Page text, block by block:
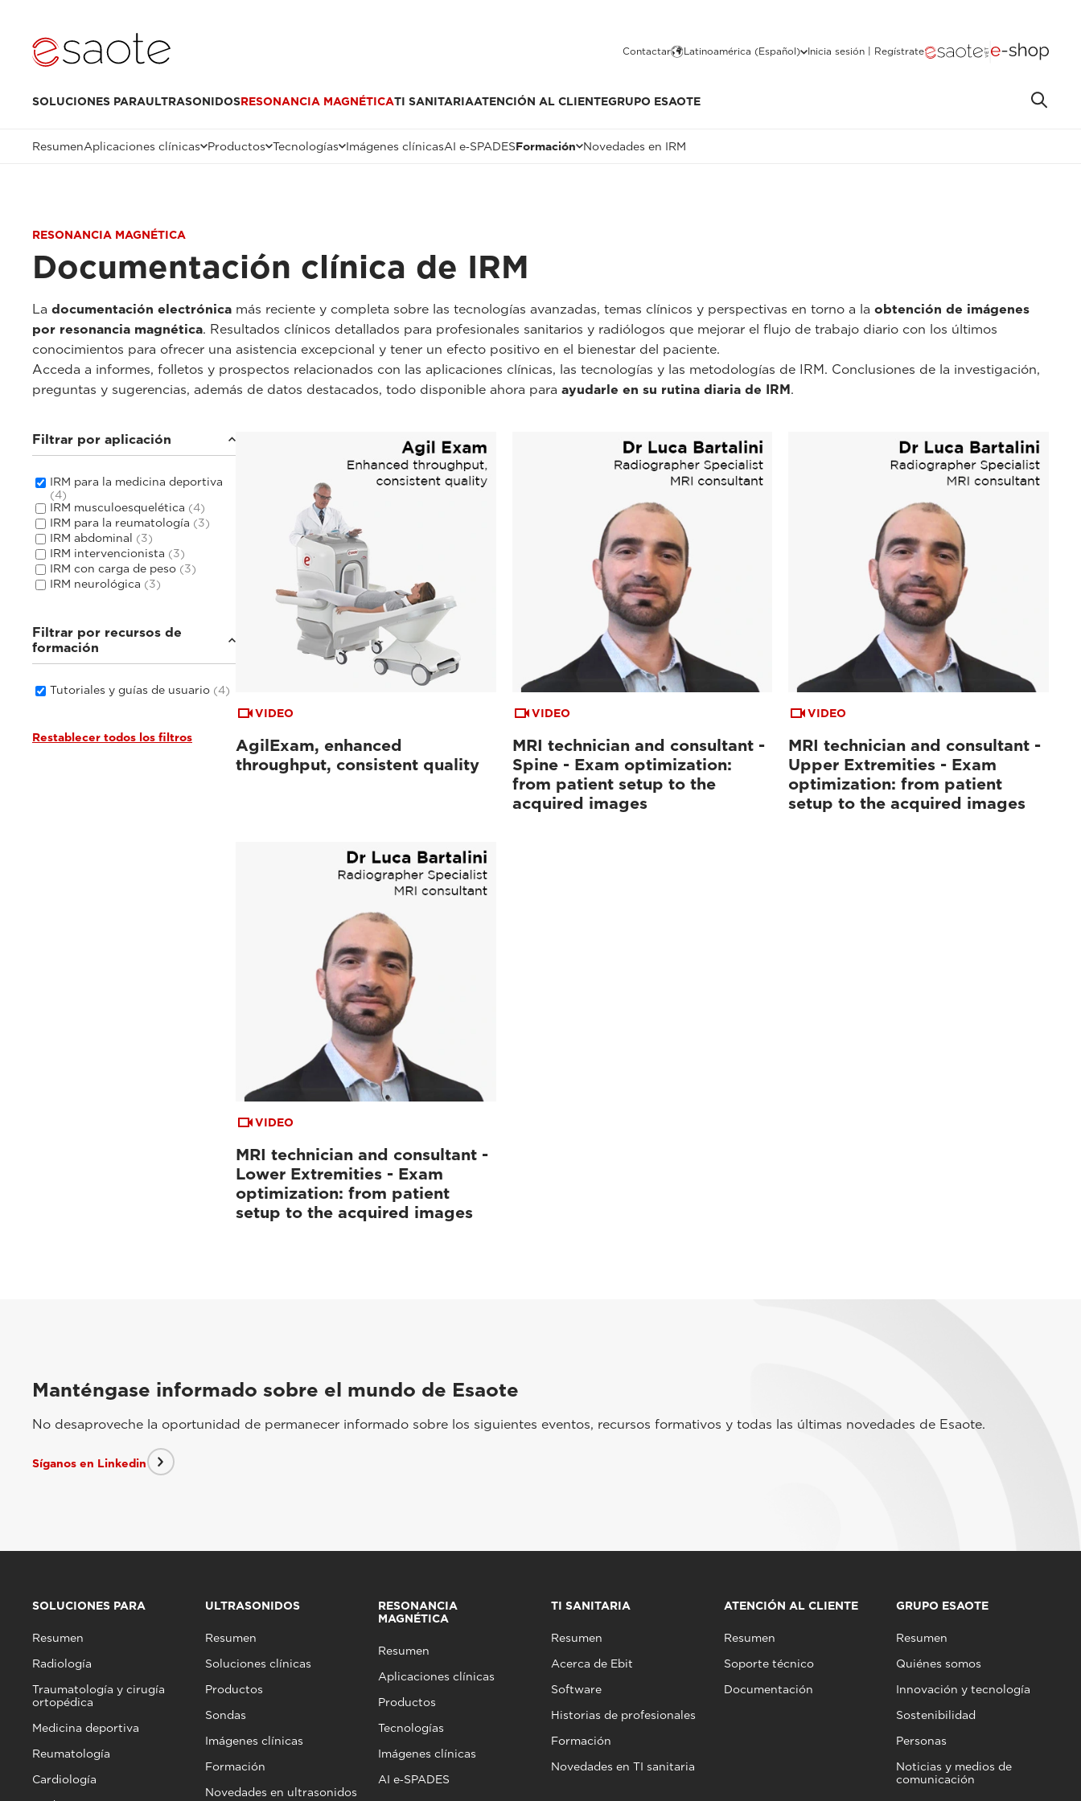
Contactar Latinoamérica (Español) Inicia sesión | Regístrate
SOLUCIONES PARAULTRASONIDOSRESONANCIA MAGNÉTICATI SANITARIAATENCIÓN AL CLIENTEGRUPO ESAOTE
ResumenAplicaciones clínicas Productos Tecnologías Imágenes clínicasAI e‑SPADESFormación Novedades en IRM
RESONANCIA MAGNÉTICA
Documentación clínica de IRM
La documentación electrónica más reciente y completa sobre las tecnologías avanzadas, temas clínicos y perspectivas en torno a la obtención de imágenes
por resonancia magnética. Resultados clínicos detallados para profesionales sanitarios y radiólogos que mejorar el flujo de trabajo diario con los últimos
conocimientos para ofrecer una asistencia excepcional y tener un efecto positivo en el bienestar del paciente.
Acceda a informes, folletos y prospectos relacionados con las aplicaciones clínicas, las tecnologías y las metodologías de IRM. Conclusiones de la investigación,
preguntas y sugerencias, además de datos destacados, todo disponible ahora para ayudarle en su rutina diaria de IRM.
Filtrar por aplicación
IRM para la medicina deportiva
(4)
IRM musculoesquelética (4)
IRM para la reumatología (3)
IRM abdominal (3)
IRM intervencionista (3)
IRM con carga de peso (3)
IRM neurológica (3)
Filtrar por recursos de
formación
Tutoriales y guías de usuario (4)
Restablecer todos los filtros
VIDEO
AgilExam, enhanced
throughput, consistent quality
VIDEO
MRI technician and consultant -
Spine - Exam optimization:
from patient setup to the
acquired images
VIDEO
MRI technician and consultant -
Upper Extremities - Exam
optimization: from patient
setup to the acquired images
VIDEO
MRI technician and consultant -
Lower Extremities - Exam
optimization: from patient
setup to the acquired images
Manténgase informado sobre el mundo de Esaote
No desaproveche la oportunidad de permanecer informado sobre los siguientes eventos, recursos formativos y todas las últimas novedades de Esaote.
Síganos en Linkedin
SOLUCIONES PARA
Resumen
Radiología
Traumatología y cirugía
ortopédica
Medicina deportiva
Reumatología
Cardiología
ULTRASONIDOS
Resumen
Soluciones clínicas
Productos
Sondas
Imágenes clínicas
Formación
Novedades en ultrasonidos
RESONANCIA
MAGNÉTICA
Resumen
Aplicaciones clínicas
Productos
Tecnologías
Imágenes clínicas
AI e‑SPADES
TI SANITARIA
Resumen
Acerca de Ebit
Software
Historias de profesionales
Formación
Novedades en TI sanitaria
ATENCIÓN AL CLIENTE
Resumen
Soporte técnico
Documentación
GRUPO ESAOTE
Resumen
Quiénes somos
Innovación y tecnología
Sostenibilidad
Personas
Noticias y medios de
comunicación